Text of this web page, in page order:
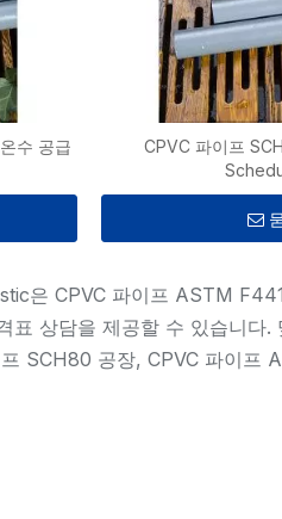
수 공급
CPVC 파이프
은 CPVC 파이프 ASTM
표 상담을 제공할 수 있습니
SCH80 공장, CPVC 파이